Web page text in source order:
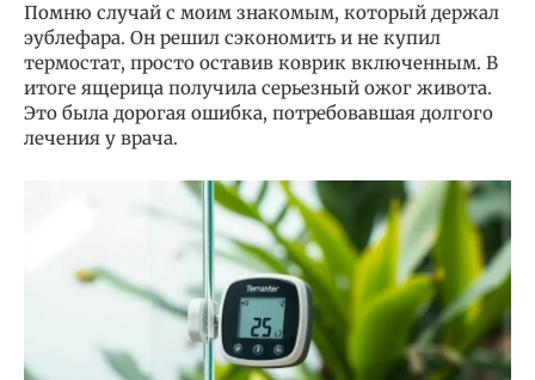
Помню случай с моим знакомым, который держал
эублефара. Он решил сэкономить и не купил
термостат, просто оставив коврик включенным. В
итоге ящерица получила серьезный ожог живота.
Это была дорогая ошибка, потребовавшая долгого
лечения у врача.